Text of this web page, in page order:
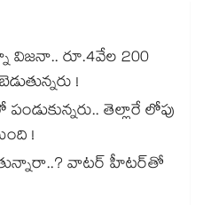
రూ.4వేల 200
!
తెల్లారే లోపు
!
వాటర్ హీటర్⁭⁭తో